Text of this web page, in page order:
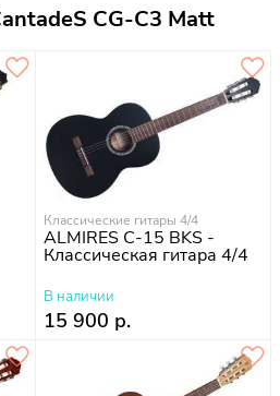
CG-C3 Matt
Классические гитары 4/4
ALMIRES C-15 BKS -
Классическая гитара 4/4
В наличии
15 900 р.